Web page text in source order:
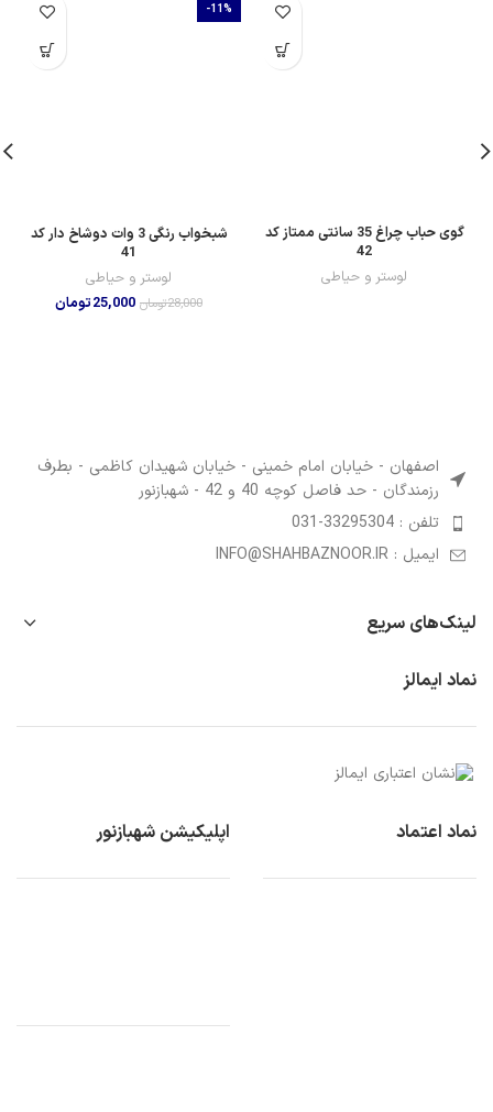
گوی حباب چراغ 35 سانتی ممتاز کد
42
لوستر و حیاطی
-11%
شبخواب رنگی 3 وات دوشاخ دار کد
41
لوستر و حیاطی
28,000تومان 25,000تومان
اصفهان - خیابان امام خمینی - خیابان شهیدان کاظمی - بطرف
رزمندگان - حد فاصل کوچه 40 و 42 - شهبازنور
تلفن : 33295304-031
ایمیل : INFO@SHAHBAZNOOR.IR
لینک‌های سریع
نماد ایمالز
نماد اعتماد اپلیکیشن شهبازنور